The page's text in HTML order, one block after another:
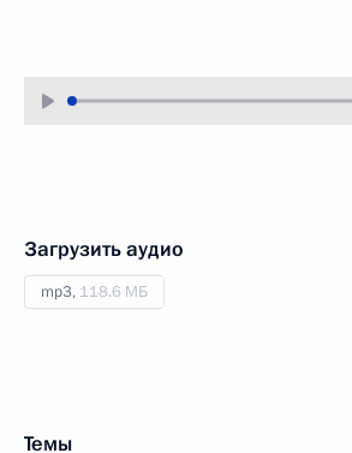
Загрузить аудио
mp3, 118.6 МБ
Темы